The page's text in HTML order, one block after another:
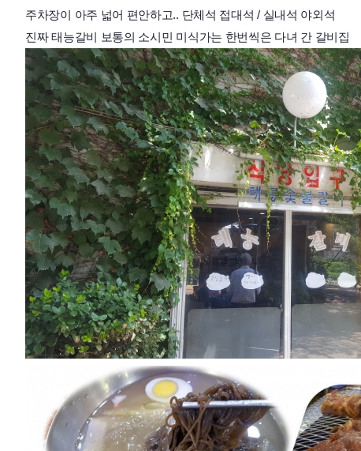
주차장이 아주 넓어 편안하고.. 단체석 접대석 / 실내석 야외석
진짜 태능갈비 보통의 소시민 미식가는 한번씩은 다녀 간 갈비 집